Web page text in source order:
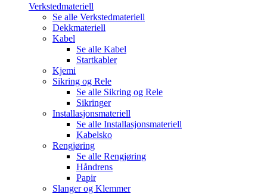
Verkstedmateriell
Se alle Verkstedmateriell
Dekkmateriell
Kabel
Se alle Kabel
Startkabler
Kjemi
Sikring og Rele
Se alle Sikring og Rele
Sikringer
Installasjonsmateriell
Se alle Installasjonsmateriell
Kabelsko
Rengjøring
Se alle Rengjøring
Håndrens
Papir
Slanger og Klemmer